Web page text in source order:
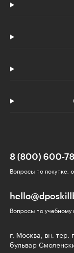
8 (800) 600-
Вопросы по покупке,
Вопросы по учебному
г. Москва, вн. тер.
бульвар